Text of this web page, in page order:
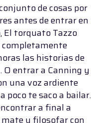
de cosas por
antes de entrar en
El torquato Tazzo
completamente
las historias de
entrar a Canning y
una voz ardiente
poco te saco a bailar.
a final a
y filosofar con